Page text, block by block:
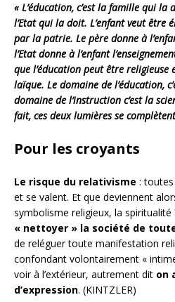
« L’éducation, c’est la famille qui la
l’Etat qui la doit. L’enfant veut
par la patrie. Le père donne à
l’Etat donne à l’enfant
que l’éducation peut être
laïque. Le domaine de l’éducation,
domaine de l’instruction c’est la
fait, ces deux lumières se
Pour les croyants
Le risque du relativisme :
et se valent. Et que deviennent
symbolisme religieux, la spiritualité
« nettoyer » la société de
de reléguer toute manifestation
confondant volontairement «
voir à l’extérieur, autrement dit on
d’expression. (KINTZLER)